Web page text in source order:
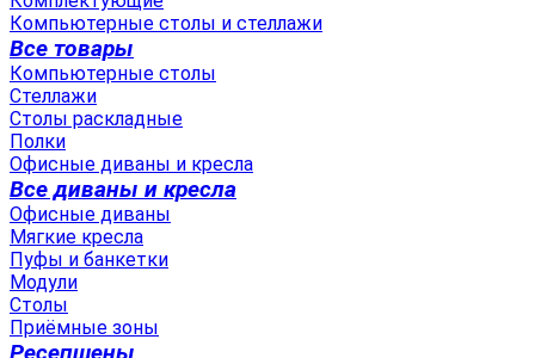
Компьютерные столы и стеллажи
Все товары
Компьютерные столы
Стеллажи
Столы раскладные
Полки
Офисные диваны и кресла
Все диваны и кресла
Офисные диваны
Мягкие кресла
Пуфы и банкетки
Модули
Столы
Приёмные зоны